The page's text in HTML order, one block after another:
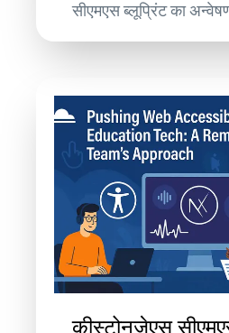
सीएमएस ब्लूप्रिंट का
कीस्टोनजेएस